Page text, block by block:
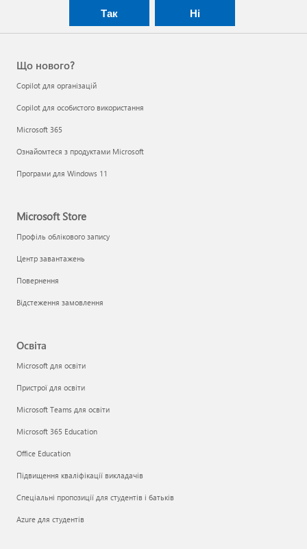
Так Ні
Що нового?
Copilot для організацій
Copilot для особистого використання
Microsoft 365
Ознайомтеся з продуктами Microsoft
Програми для Windows 11
Microsoft Store
Профіль облікового запису
Центр завантажень
Повернення
Відстеження замовлення
Освіта
Microsoft для освіти
Пристрої для освіти
Microsoft Teams для освіти
Microsoft 365 Education
Office Education
Підвищення кваліфікації викладачів
Спеціальні пропозиції для студентів і батьків
Azure для студентів